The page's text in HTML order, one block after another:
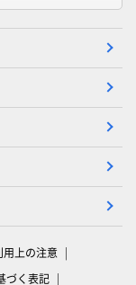
用上の注意
づく表記